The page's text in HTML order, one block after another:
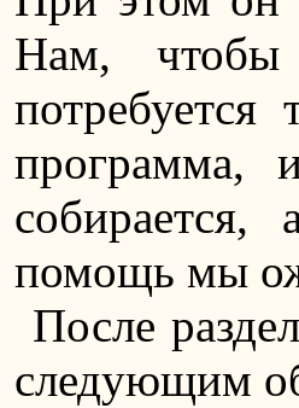
Нам, чтобы
программа,
помощь мы
После
следующим